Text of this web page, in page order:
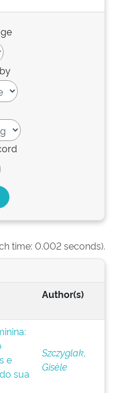
time: 0.002 seconds).
Author(s)
e
sua
Szczyglak,
Gisèle